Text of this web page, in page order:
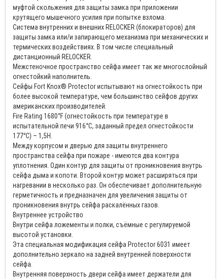
муфтой скольжения для защиты замка при приложении
крутящего мышечного усилия при попытке взлома.
Система внутренних и внешних RELOCKER (блокираторов) для
защиты замка или/и запирающего механизма при механических и
термических воздействиях. В том числе специальный
дистанционный RELOCKER.
Межстеночное пространство сейфа имеет так же многослойный
огнестойкий наполнитель.
Сейфы Fort Knox® Protector испытывают на огнестойкость при
более высокой температуре, чем большинство сейфов других
американских производителей.
Fire Rating 1680°F (огнестойкость при температуре в
испытательной печи 916°C, заданный предел огнестойкости
177°C) – 1,5H.
Между корпусом и дверью для защиты внутреннего
пространства сейфа при пожаре - имеются два контура
уплотнения. Один контур для защиты от проникновения внутрь
сейфа дыма и копоти. Второй контур может расширяться при
нагревании в несколько раз. Он обеспечивает дополнительную
герметичность и предназначен для увеличения защиты от
проникновения внутрь сейфа раскалённых газов.
Внутреннее устройство
Внутри сейфа ложементы и полки, съёмные с регулируемой
высотой установки.
Эта специальная модификация сейфа Protector 6031 имеет
дополнительно зеркало на задней внутренней поверхности
сейфа.
Внутренняя поверхность двери сейфа имеет держатели для